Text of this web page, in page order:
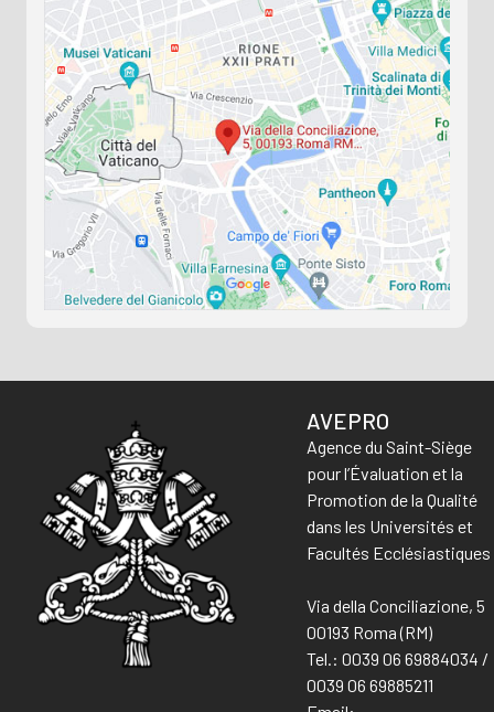
américaines
5 November 2024
Traduction espagnole et française des lignes
directrices en ligne
10 July 2024
En ligne le Rapport d’évaluation de la Faculté
théologique pontificale Teresianum
AVEPRO
Agence du Saint-Siège
pour l’Évaluation et la
Promotion de la Qualité
dans les Universités et
Facultés Ecclésiastiques
Via della Conciliazione, 5
00193 Roma (RM)
Tel.: 0039 06 69884034 /
0039 06 69885211